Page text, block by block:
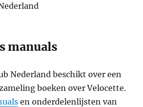
manuals
Nederland beschikt over een
boeken over Velocette.
en onderdelenlijsten van